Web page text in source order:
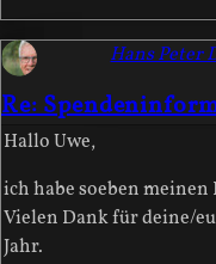
Re:
Hans Peter
Hallo Uwe,
ich habe soeben
Vielen Dank für deine/
Jahr.